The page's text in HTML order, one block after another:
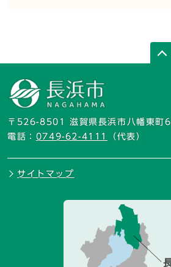
〒526-8501 滋賀県長浜市八幡東町
電話： 0749-62-4111 （代表）
サイトマップ